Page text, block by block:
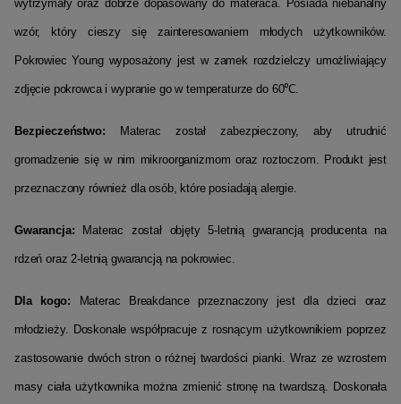
wytrzymały oraz dobrze dopasowany do materaca. Posiada niebanalny
wzór, który cieszy się zainteresowaniem młodych użytkowników.
Pokrowiec Young wyposażony jest w zamek rozdzielczy umożliwiający
zdjęcie pokrowca i wypranie go w temperaturze do 60℃.
Bezpieczeństwo: Materac został zabezpieczony, aby utrudnić
gromadzenie się w nim mikroorganizmom oraz roztoczom. Produkt jest
przeznaczony również dla osób, które posiadają alergie.
Gwarancja: Materac został objęty 5-letnią gwarancją producenta na
rdzeń oraz 2-letnią gwarancją na pokrowiec.
Dla kogo: Materac Breakdance przeznaczony jest dla dzieci oraz
młodzieży. Doskonale współpracuje z rosnącym użytkownikiem poprzez
zastosowanie dwóch stron o różnej twardości pianki. Wraz ze wzrostem
masy ciała użytkownika można zmienić stronę na twardszą. Doskonała